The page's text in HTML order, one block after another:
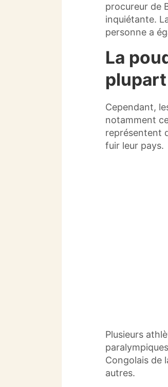
procureur de
inquiétante.
personne a
La
Cependant,
notamment
représentent
fuir leur pays.
Plusieurs
Congolais de
autres.